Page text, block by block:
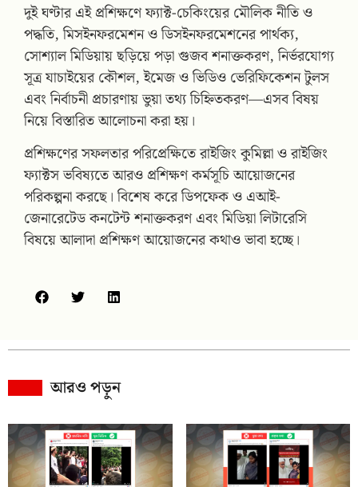
দুই ঘণ্টার এই প্রশিক্ষণে ফ্যাক্ট-চেকিংয়ের মৌলিক নীতি ও
পদ্ধতি, মিসইনফরমেশন ও ডিসইনফরমেশনের পার্থক্য,
সোশ্যাল মিডিয়ায় ছড়িয়ে পড়া গুজব শনাক্তকরণ, নির্ভরযোগ্য
সূত্র যাচাইয়ের কৌশল, ইমেজ ও ভিডিও ভেরিফিকেশন টুলস
এবং নির্বাচনী প্রচারণায় ভুয়া তথ্য চিহ্নিতকরণ—এসব বিষয়
নিয়ে বিস্তারিত আলোচনা করা হয়।
প্রশিক্ষণের সফলতার পরিপ্রেক্ষিতে রাইজিং কুমিল্লা ও রাইজিং
ফ্যাক্টস ভবিষ্যতে আরও প্রশিক্ষণ কর্মসূচি আয়োজনের
পরিকল্পনা করছে। বিশেষ করে ডিপফেক ও এআই-
জেনারেটেড কনটেন্ট শনাক্তকরণ এবং মিডিয়া লিটারেসি
বিষয়ে আলাদা প্রশিক্ষণ আয়োজনের কথাও ভাবা হচ্ছে।
আরও পড়ুন